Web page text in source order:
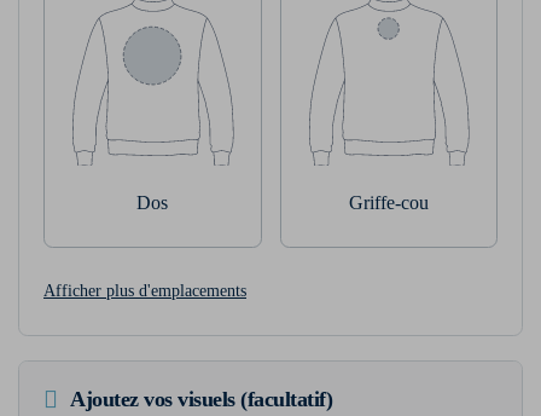
Dos Griffe-cou
Afficher plus d'emplacements
Ajoutez vos visuels (facultatif)